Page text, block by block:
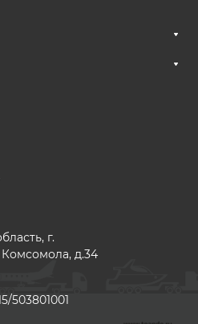
г.
д.34
503801001